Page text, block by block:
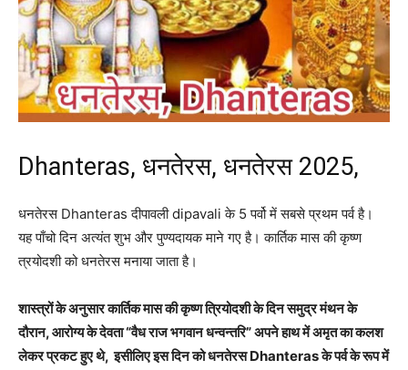
Dhanteras, धनतेरस, धनतेरस 2025,
धनतेरस Dhanteras दीपावली dipavali के 5 पर्वो में सबसे प्रथम पर्व है।
यह पाँचो दिन अत्यंत शुभ और पुण्यदायक माने गए है। कार्तिक मास की कृष्ण
त्रयोदशी को धनतेरस मनाया जाता है।
शास्त्रों के अनुसार कार्तिक मास की कृष्ण त्रियोदशी के दिन समुद्र मंथन के
दौरान, आरोग्य के देवता “वैध राज भगवान धन्वन्तरि” अपने हाथ में अमृत का कलश
लेकर प्रकट हुए थे, इसीलिए इस दिन को धनतेरस Dhanteras के पर्व के रूप में